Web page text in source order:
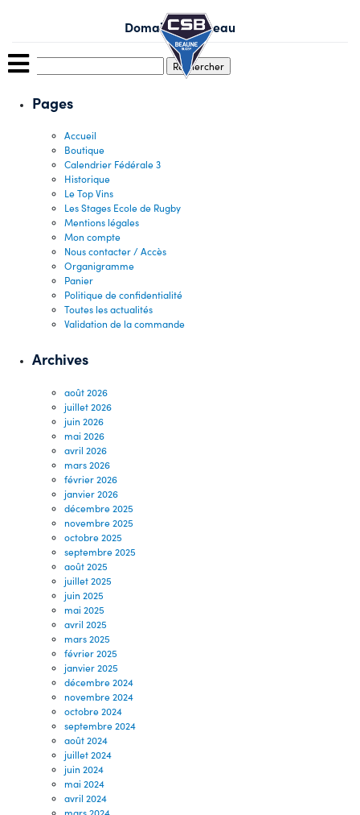
Domaine Protheau
Pages
Accueil
Boutique
Calendrier Fédérale 3
Historique
Le Top Vins
Les Stages Ecole de Rugby
Mentions légales
Mon compte
Nous contacter / Accès
Organigramme
Panier
Politique de confidentialité
Toutes les actualités
Validation de la commande
Archives
août 2026
juillet 2026
juin 2026
mai 2026
avril 2026
mars 2026
février 2026
janvier 2026
décembre 2025
novembre 2025
octobre 2025
septembre 2025
août 2025
juillet 2025
juin 2025
mai 2025
avril 2025
mars 2025
février 2025
janvier 2025
décembre 2024
novembre 2024
octobre 2024
septembre 2024
août 2024
juillet 2024
juin 2024
mai 2024
avril 2024
mars 2024